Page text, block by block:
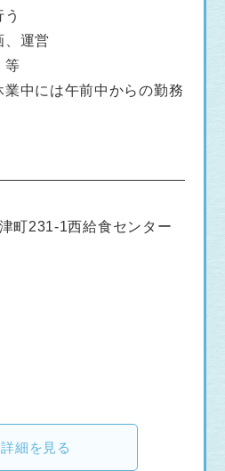
、運営
等
中には午前中からの勤務
町231-1西給食センター
詳細を見る